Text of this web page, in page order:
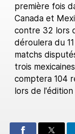
première fois
Canada et
contre 32 lors
déroulera du
matchs
trois
comptera 104
lors de